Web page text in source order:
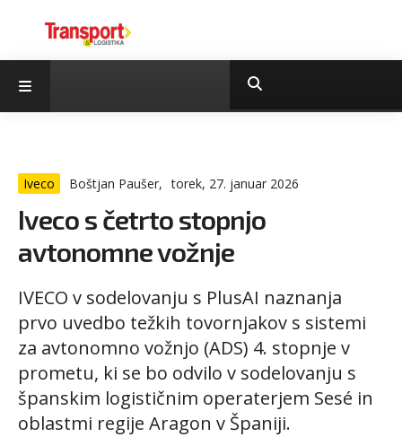
Iveco Boštjan Paušer, torek, 27. januar 2026
Iveco s četrto stopnjo
avtonomne vožnje
IVECO v sodelovanju s PlusAI naznanja
prvo uvedbo težkih tovornjakov s sistemi
za avtonomno vožnjo (ADS) 4. stopnje v
prometu, ki se bo odvilo v sodelovanju s
španskim logističnim operaterjem Sesé in
oblastmi regije Aragon v Španiji.